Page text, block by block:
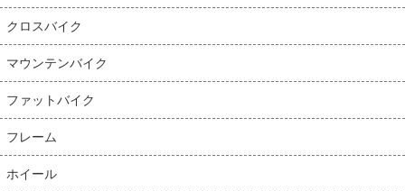
クロスバイク
マウンテンバイク
ファットバイク
フレーム
ホイール